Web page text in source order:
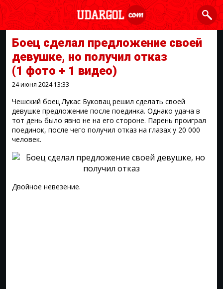
Боец сделал предложение своей
девушке, но получил отказ
(1 фото + 1 видео)
24 июня 202413:33
Чешский боец Лукас Буковац решил сделать своей
девушке предложение после поединка. Однако удача в
тот день было явно не на его стороне. Парень проиграл
поединок, после чего получил отказ на глазах у 20 000
человек.
Двойное невезение.